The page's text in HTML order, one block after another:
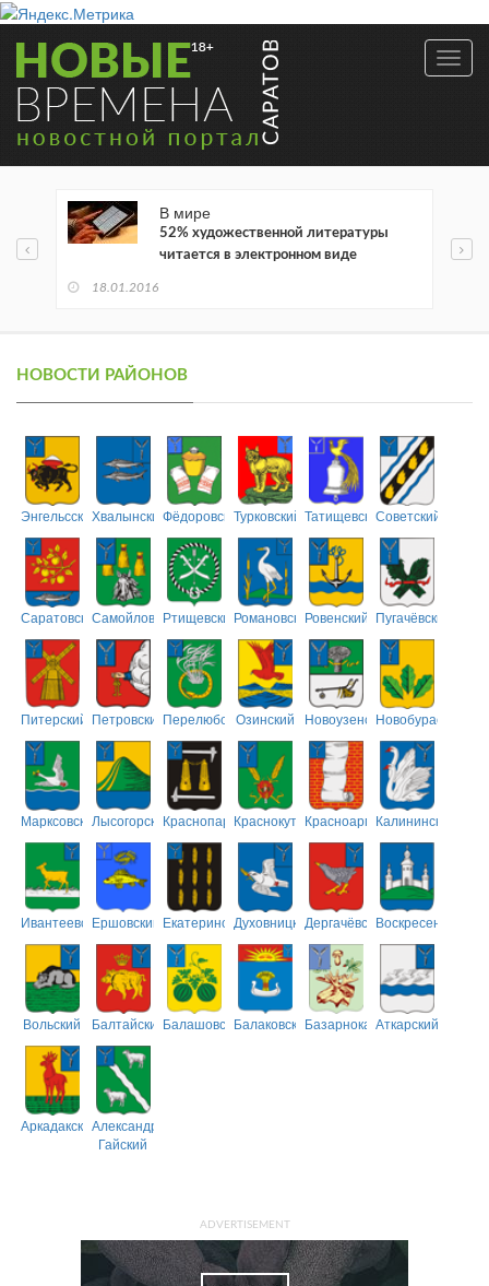
В мире
52% художественной литературы
читается в электронном виде
18.01.2016
НОВОСТИ РАЙОНОВ
ЭнгельсскийХвалынскийФёдоровскийТурковский ТатищевскийСоветский
СаратовскийСамойловскийРтищевскийРомановскийРовенский Пугачёвский
Питерский ПетровскийПерелюбскийОзинский НовоузенскийНовобурасский
МарксовскийЛысогорскийКраснопартизанский
КраснокутскийКрасноармейский
Калининский
ИвантеевскийЕршовский ЕкатериновскийДуховницкийДергачёвскийВоскресенский
Вольский БалтайскийБалашовскийБалаковскийБазарнокарабулакский
Аткарский
АркадакскийАлександрово-
Гайский
ADVERTISEMENT